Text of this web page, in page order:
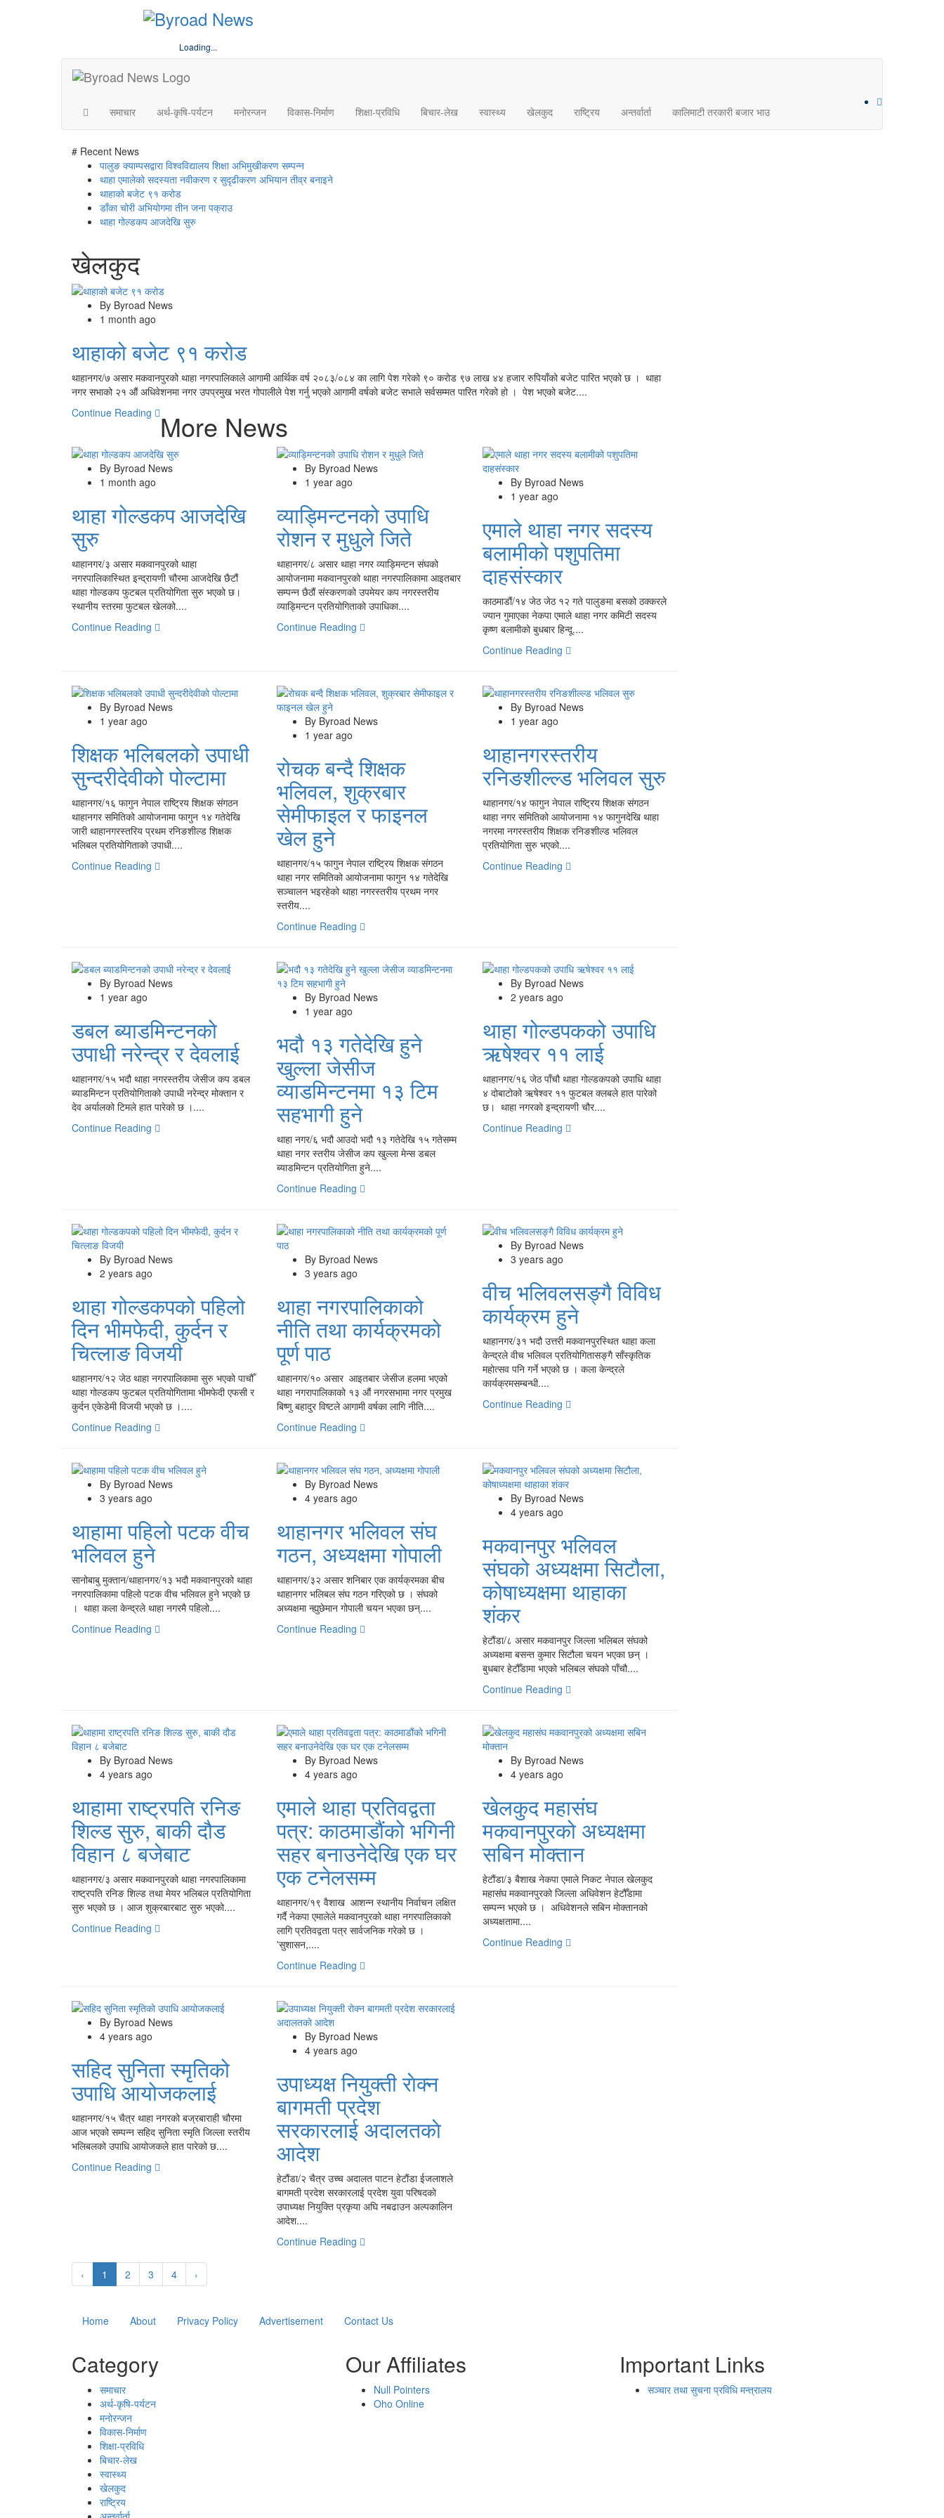
Loading...
समाचार अर्थ-कृषि-पर्यटन मनोरन्जन विकास-निर्माण शिक्षा-प्रविधि बिचार-लेख स्वास्थ्य खेलकुद राष्ट्रिय अन्तर्वार्ता कालिमाटी तरकारी बजार भाउ
# Recent News
पालुङ क्याम्पसद्वारा विश्वविद्यालय शिक्षा अभिमुखीकरण सम्पन्न
थाहा एमालेको सदस्यता नवीकरण र सुदृढीकरण अभियान तीव्र बनाइने
थाहाको बजेट ९१ करोड
डाँका चोरी अभियोगमा तीन जना पक्राउ
थाहा गोल्डकप आजदेखि सुरु
खेलकुद
By Byroad News
1 month ago
थाहाको बजेट ९१ करोड
थाहानगर/७ असार मकवानपुरको थाहा नगरपालिकाले आगामी आर्थिक वर्ष २०८३/०८४ का लागि पेश गरेको ९० करोड ९७ लाख ४४ हजार रुपियाँको बजेट पारित भएको छ । थाहा
नगर सभाको २१ औं अधिवेशनमा नगर उपप्रमुख भरत गोपालीले पेश गर्नु भएको आगामी वर्षको बजेट सभाले सर्वसम्मत पारित गरेको हो । पेश भएको बजेट....
Continue Reading
More News
By Byroad News
1 month ago
थाहा गोल्डकप आजदेखि
सुरु
थाहानगर/३ असार मकवानपुरको थाहा
नगरपालिकास्थित इन्द्रायणी चौरमा आजदेखि छैटौं
थाहा गोल्डकप फुटबल प्रतियोगिता सुरु भएको छ।
स्थानीय स्तरमा फुटबल खेलको....
Continue Reading
By Byroad News
1 year ago
व्याड्मिन्टनको उपाधि
रोशन र मुधुले जिते
थाहानगर/८ असार थाहा नगर व्याड्मिन्टन संघको
आयोजनामा मकवानपुरको थाहा नगरपालिकामा आइतबार
सम्पन्न छैठौं संस्करणको उपमेयर कप नगरस्तरीय
व्याड्मिन्टन प्रतियोगिताको उपाधिका....
Continue Reading
By Byroad News
1 year ago
एमाले थाहा नगर सदस्य
बलामीको पशुपतिमा
दाहसंस्कार
काठमाडौं/१४ जेठ जेठ १२ गते पालुङमा बसको ठक्करले
ज्यान गुमाएका नेकपा एमाले थाहा नगर कमिटी सदस्य
कृष्ण बलामीको बुधबार हिन्दू....
Continue Reading
By Byroad News
1 year ago
शिक्षक भलिबलको उपाधी
सुन्दरीदेवीको पोल्टामा
थाहानगर/१६ फागुन नेपाल राष्ट्रिय शिक्षक संगठन
थाहानगर समितिको आयोजनामा फागुन १४ गतेदेखि
जारी थाहानगरस्तरिय प्रथम रनिङशील्ड शिक्षक
भलिबल प्रतियोगिताको उपाधी....
Continue Reading
By Byroad News
1 year ago
रोचक बन्दै शिक्षक
भलिवल, शुक्रबार
सेमीफाइल र फाइनल
खेल हुने
थाहानगर/१५ फागुन नेपाल राष्ट्रिय शिक्षक संगठन
थाहा नगर समितिको आयोजनामा फागुन १४ गतेदेखि
सञ्चालन भइरहेको थाहा नगरस्तरीय प्रथम नगर
स्तरीय....
Continue Reading
By Byroad News
1 year ago
थाहानगरस्तरीय
रनिङशील्ल्ड भलिवल सुरु
थाहानगर/१४ फागुन नेपाल राष्ट्रिय शिक्षक संगठन
थाहा नगर समितिको आयोजनामा १४ फागुनदेखि थाहा
नगरमा नगरस्तरीय शिक्षक रनिङशील्ड भलिवल
प्रतियोगिता सुरु भएको....
Continue Reading
By Byroad News
1 year ago
डबल ब्याडमिन्टनको
उपाधी नरेन्द्र र देवलाई
थाहानगर/१५ भदौ थाहा नगरस्तरीय जेसीज कप डबल
ब्याडमिन्टन प्रतियोगिताको उपाधी नरेन्द्र मोक्तान र
देव अर्यालको टिमले हात पारेको छ ।....
Continue Reading
By Byroad News
1 year ago
भदौ १३ गतेदेखि हुने
खुल्ला जेसीज
व्याडमिन्टनमा १३ टिम
सहभागी हुने
थाहा नगर/६ भदौ आउदो भदौ १३ गतेदेखि १५ गतेसम्म
थाहा नगर स्तरीय जेसीज कप खुल्ला मेन्स डबल
ब्याडमिन्टन प्रतियोगिता हुने....
Continue Reading
By Byroad News
2 years ago
थाहा गोल्डपकको उपाधि
ऋषेश्वर ११ लाई
थाहानगर/१६ जेठ पाँचौ थाहा गोल्डकपको उपाधि थाहा
४ दोबाटोको ऋषेश्वर ११ फुटबल क्लबले हात पारेको
छ। थाहा नगरको इन्द्रायणी चौर....
Continue Reading
By Byroad News
2 years ago
थाहा गोल्डकपको पहिलो
दिन भीमफेदी, कुर्दन र
चित्लाङ विजयी
थाहानगर/१२ जेठ थाहा नगरपालिकामा सुरु भएको पाचौँ
थाहा गोल्डकप फुटबल प्रतियोगितामा भीमफेदी एफसी र
कुर्दन एकेडेमी विजयी भएको छ ।....
Continue Reading
By Byroad News
3 years ago
थाहा नगरपालिकाको
नीति तथा कार्यक्रमको
पूर्ण पाठ
थाहानगर/१० असार आइतबार जेसीज हलमा भएको
थाहा नगरापालिकाको १३ औं नगरसभामा नगर प्रमुख
बिष्णु बहादुर विष्टले आगामी वर्षका लागि नीति....
Continue Reading
By Byroad News
3 years ago
वीच भलिवलसङ्गै विविध
कार्यक्रम हुने
थाहानगर/३१ भदौ उत्तरी मकवानपुरस्थित थाहा कला
केन्द्रले वीच भलिवल प्रतियोगितासङ्गै साँस्कृतिक
महोत्सव पनि गर्ने भएको छ । कला केन्द्रले
कार्यक्रमसम्बन्धी....
Continue Reading
By Byroad News
3 years ago
थाहामा पहिलो पटक वीच
भलिवल हुने
सानोबाबु मुक्तान/थाहानगर/१३ भदौ मकवानपुरको थाहा
नगरपालिकामा पहिलो पटक वीच भलिवल हुने भएको छ
। थाहा कला केन्द्रले थाहा नगरमै पहिलो....
Continue Reading
By Byroad News
4 years ago
थाहानगर भलिवल संघ
गठन, अध्यक्षमा गोपाली
थाहानगर/३२ असार शनिबार एक कार्यक्रमका बीच
थाहानगर भलिबल संघ गठन गरिएको छ । संघको
अध्यक्षमा न्ह्युछेमान गोपाली चयन भएका छन्....
Continue Reading
By Byroad News
4 years ago
मकवानपुर भलिवल
संघको अध्यक्षमा सिटौला,
कोषाध्यक्षमा थाहाका
शंकर
हेटौंडा/८ असार मकवानपुर जिल्ला भलिबल संघको
अध्यक्षमा बसन्त कुमार सिटौला चयन भएका छन् ।
बुधबार हेटौँडामा भएको भलिबल संघको पाँचौ....
Continue Reading
By Byroad News
4 years ago
थाहामा राष्ट्रपति रनिङ
शिल्ड सुरु, बाकी दौड
विहान ८ बजेबाट
थाहानगर/३ असार मकवानपुरको थाहा नगरपालिकामा
राष्ट्रपति रनिङ शिल्ड तथा मेयर भलिबल प्रतियोगिता
सुरु भएको छ । आज शुक्रबारबाट सुरु भएको....
Continue Reading
By Byroad News
4 years ago
एमाले थाहा प्रतिवद्वता
पत्र: काठमाडौंको भगिनी
सहर बनाउनेदेखि एक घर
एक टनेलसम्म
थाहानगर/१९ वैशाख आशन्न स्थानीय निर्वाचन लक्षित
गर्दै नेकपा एमालेले मकवानपुरको थाहा नगरपालिकाको
लागि प्रतिवद्वता पत्र सार्वजनिक गरेको छ ।
'सुशासन,....
Continue Reading
By Byroad News
4 years ago
खेलकुद महासंघ
मकवानपुरको अध्यक्षमा
सबिन मोक्तान
हेटौंडा/३ बैशाख नेकपा एमाले निकट नेपाल खेलकुद
महासंघ मकवानपुरको जिल्ला अधिवेशन हेटौँडामा
सम्पन्न भएको छ । अधिवेशनले सबिन मोक्तानको
अध्यक्षतामा....
Continue Reading
By Byroad News
4 years ago
सहिद सुनिता स्मृतिको
उपाधि आयोजकलाई
थाहानगर/१५ चैत्र थाहा नगरको बज्रबाराही चौरमा
आज भएको सम्पन्न सहिद सुनिता स्मृति जिल्ला स्तरीय
भलिबलको उपाधि आयोजकले हात पारेको छ....
Continue Reading
By Byroad News
4 years ago
उपाध्यक्ष नियुक्ती राेक्न
बागमती प्रदेश
सरकारलाई अदालतकाे
आदेश
हेटौंडा/२ चैत्र उच्च अदालत पाटन हेटाैंडा ईजलाशले
बागमती प्रदेश सरकारलाई प्रदेश युवा परिषदकाे
उपाध्यक्ष नियुक्ति प्रकृया अघि नबढाउन अल्पकालिन
आदेश....
Continue Reading
‹ 1 2 3 4 ›
Home About Privacy Policy Advertisement Contact Us
Category
समाचार
अर्थ-कृषि-पर्यटन
मनोरन्जन
विकास-निर्माण
शिक्षा-प्रविधि
बिचार-लेख
स्वास्थ्य
खेलकुद
राष्ट्रिय
Our Affiliates
Null Pointers
Oho Online
Important Links
सञ्चार तथा सुचना प्रविधि मन्त्रालय